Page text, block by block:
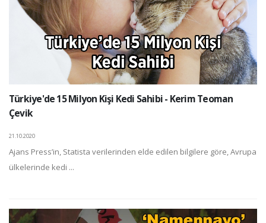
Türkiye'de 15 Milyon Kişi Kedi Sahibi - Kerim Teoman
Çevik
21.10.2020
Ajans Press’in, Statista verilerinden elde edilen bilgilere göre, Avrupa
ülkelerinde kedi ...